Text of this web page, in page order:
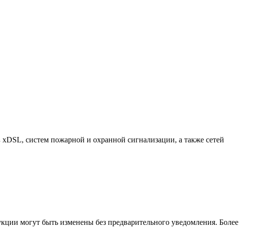
систем пожарной и охранной сигнализации, а также сетей
могут быть изменены без предварительного уведомления. Более